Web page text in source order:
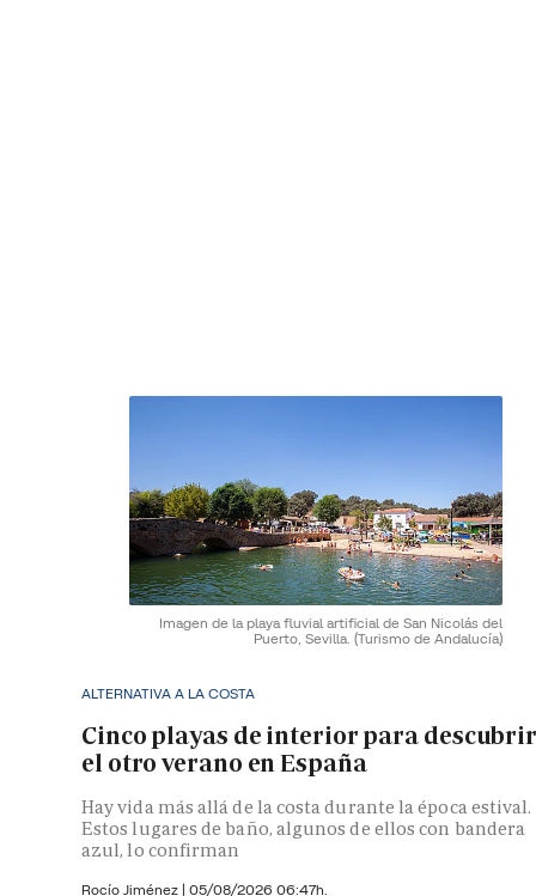
Imagen de la playa fluvial artificial de San Nicolás del
Puerto, Sevilla. (Turismo de Andalucía)
ALTERNATIVA A LA COSTA
Cinco playas de interior para
el otro verano en España
Hay vida más allá de la costa durante la época estival.
Estos lugares de baño, algunos de ellos con bandera
azul, lo confirman
Rocío Jiménez | 05/08/2026 06:47h.